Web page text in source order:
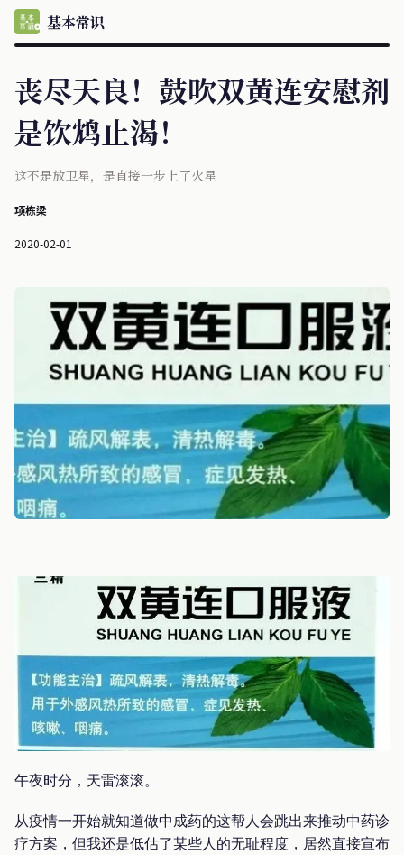
基本常识
丧尽天良！鼓吹双黄连安慰剂
是饮鸩止渴！
这不是放卫星，是直接一步上了火星
项栋梁
2020-02-01
午夜时分，天雷滚滚。
从疫情一开始就知道做中成药的这帮人会跳出来推动中药诊
疗方案，但我还是低估了某些人的无耻程度，居然直接宣布